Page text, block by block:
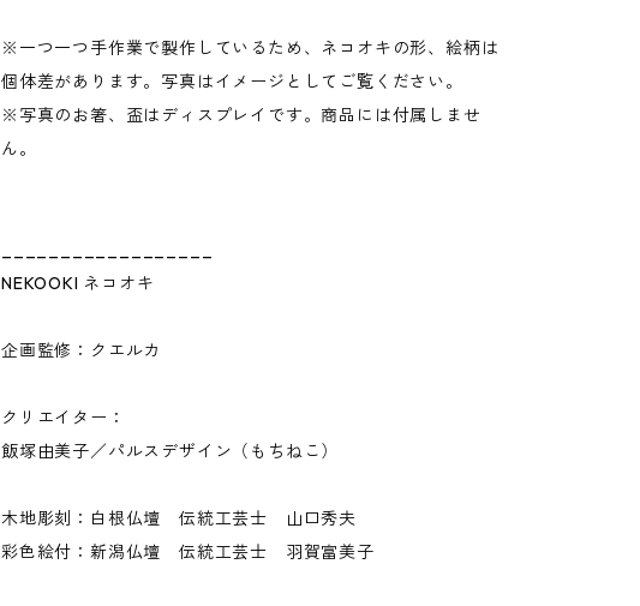
※一つ一つ手作業で製作しているため、ネコオキの形、絵柄は
個体差があります。写真はイメージとしてご覧ください。
※写真のお箸、盃はディスプレイです。商品には付属しませ
ん。
NEKOOKI ネコオキ
企画監修：クエルカ
クリエイター：
飯塚由美子／パルスデザイン（もちねこ）
木地彫刻：白根仏壇 伝統工芸士 山口秀夫
彩色絵付：新潟仏壇 伝統工芸士 羽賀富美子